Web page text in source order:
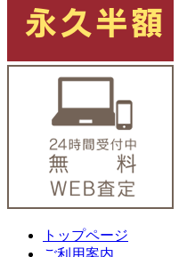
トップページ
ご利用案内